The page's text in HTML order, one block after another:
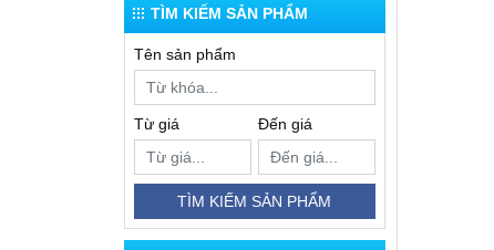
TÌM KIẾM SẢN PHẨM
Tên sản phẩm
Từ giá Đến giá
TÌM KIẾM SẢN PHẨM